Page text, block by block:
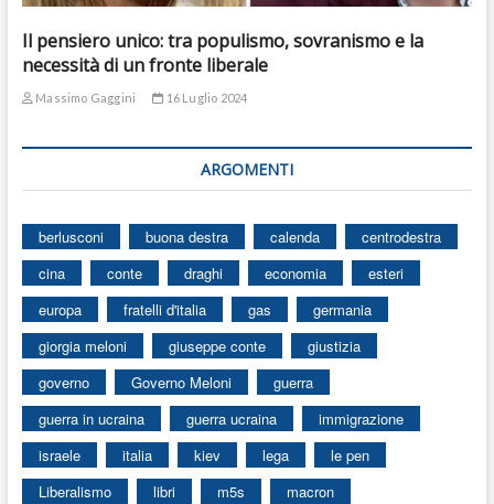
Il pensiero unico: tra populismo, sovranismo e la
necessità di un fronte liberale
Massimo Gaggini 16 Luglio 2024
ARGOMENTI
berlusconi buona destra calenda
centrodestra
cina
conte draghi economia
esteri
europa
fratelli d'italia gas
germania
giorgia meloni
giuseppe conte
giustizia
governo
Governo Meloni
guerra
guerra in ucraina
guerra ucraina
immigrazione
israele
italia kiev lega
le pen
Liberalismo
libri m5s
macron